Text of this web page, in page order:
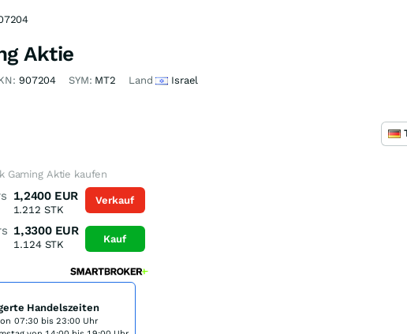
Aktie
907204 SYM: MT2 Land Israel
Gaming Aktie kaufen
1,2400 EUR
1.212 STK
1,3300 EUR
1.124STK
Verkauf
Kauf
Handelszeiten
07:30 bis 23:00 Uhr